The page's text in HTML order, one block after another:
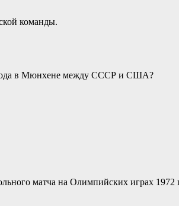
команды.
года в Мюнхене между СССР и США?
матча на Олимпийских играх 1972